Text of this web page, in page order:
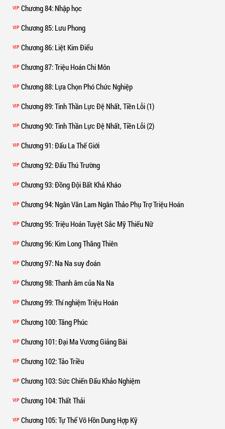
VIP Chương 84: Nhập học
VIP Chương 85: Lưu Phong
VIP Chương 86: Liệt Kim Điểu
VIP Chương 87: Triệu Hoán Chi Môn
VIP Chương 88: Lựa Chọn Phó Chức Nghiệp
VIP Chương 89: Tinh Thần Lực Đệ Nhất, Tiền Lỗi (1)
VIP Chương 90: Tinh Thần Lực Đệ Nhất, Tiền Lỗi (2)
VIP Chương 91: Đấu La Thế Giới
VIP Chương 92: Đấu Thú Trường
VIP Chương 93: Đồng Đội Bất Khả Kháo
VIP Chương 94: Ngân Văn Lam Ngân Thảo Phụ Trợ Triệu Hoán
VIP Chương 95: Triệu Hoán Tuyệt Sắc Mỹ Thiếu Nữ
VIP Chương 96: Kim Long Thăng Thiên
VIP Chương 97: Na Na suy đoán
VIP Chương 98: Thanh âm của Na Na
VIP Chương 99: Thí nghiệm Triệu Hoán
VIP Chương 100: Tăng Phúc
VIP Chương 101: Đại Ma Vương Giảng Bài
VIP Chương 102: Tảo Triều
VIP Chương 103: Sức Chiến Đấu Khảo Nghiệm
VIP Chương 104: Thất Thải
VIP Chương 105: Tự Thể Võ Hồn Dung Hợp Kỹ